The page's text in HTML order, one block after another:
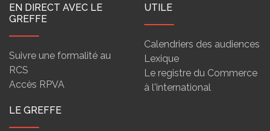
EN DIRECT AVEC LE
GREFFE
Suivre une formalité au
RCS
Accès RPVA
UTILE
Calendriers des audiences
Lexique
Le registre du Commerce
à l'international
LE GREFFE